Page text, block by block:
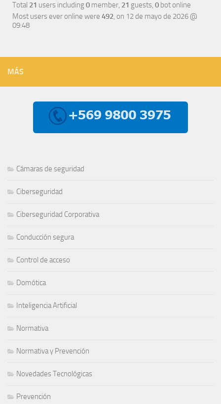
Total 21 users including0 member, 21 guests, 0 bot online
Most users ever online were 492, on 12 de mayo de 2026 @
09:48
MÁS
Cámaras de seguridad
Ciberseguridad
Ciberseguridad Corporativa
Conducción segura
Control de acceso
Domótica
Inteligencia Artificial
Normativa
Normativa y Prevención
Novedades Tecnológicas
Prevención